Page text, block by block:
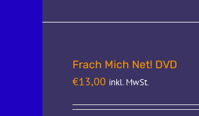
Frach Mich Net! DVD
€13,00 inkl. MwSt.